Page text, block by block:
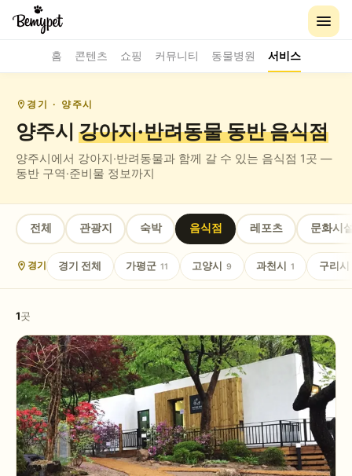
홈 콘텐츠 쇼핑 커뮤니티 동물병원 서비스
경기 · 양주시
양주시 강아지·반려동물 동반음식점
양주시에서 강아지·반려동물과 함께 갈 수 있는 음식점 1곳 —
동반 구역·준비물 정보까지
전체 관광지 숙박 음식점 레포츠 문화시
경기 경기 전체 가평군 11 고양시 9 과천시 1 구리시
1곳